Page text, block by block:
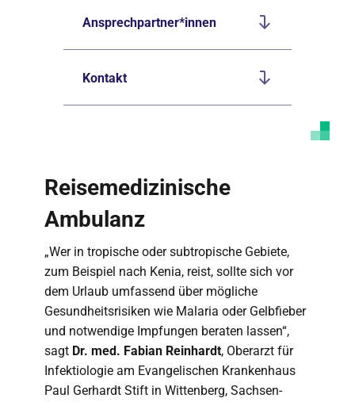
Ansprechpartner*innen
Kontakt
Reisemedizinische
Ambulanz
„Wer in tropische oder subtropische Gebiete,
zum Beispiel nach Kenia, reist, sollte sich vor
dem Urlaub umfassend über mögliche
Gesundheitsrisiken wie Malaria oder Gelbfieber
und notwendige Impfungen beraten lassen“,
sagt Dr. med. Fabian Reinhardt, Oberarzt für
Infektiologie am Evangelischen Krankenhaus
Paul Gerhardt Stift in Wittenberg, Sachsen-